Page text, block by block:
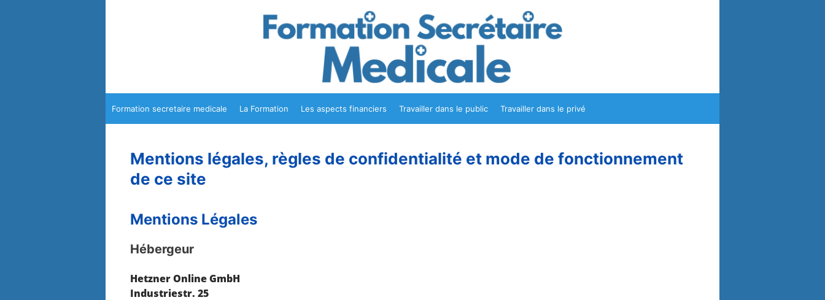
Formation secretaire medicale La Formation Les aspects financiers Travailler dans le public Travailler dans le privé
Mentions légales, règles de confidentialité et mode de fonctionnement
de ce site
Mentions Légales
Hébergeur